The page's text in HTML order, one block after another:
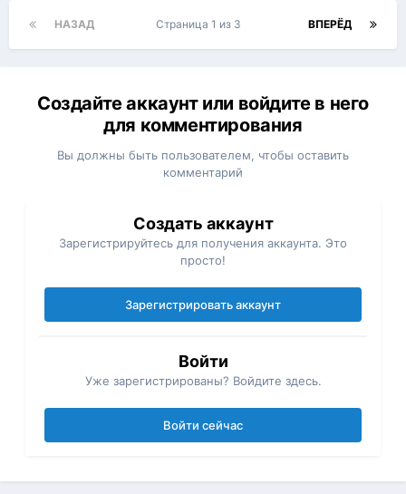
НАЗАД ВПЕРЁД
Страница 1 из 3
Создайте аккаунт или войдите в него
для комментирования
Вы должны быть пользователем, чтобы оставить
комментарий
Создать аккаунт
Зарегистрируйтесь для получения аккаунта. Это
просто!
Зарегистрировать аккаунт
Войти
Уже зарегистрированы? Войдите здесь.
Войти сейчас